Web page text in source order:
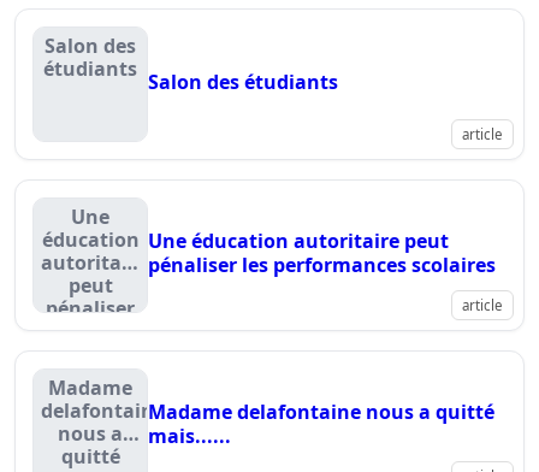
suisse
romande
Salon des
étudiants Salon des étudiants
article
Une
éducation
autoritaire
peut
pénaliser
les
performances
scolaires
Une éducation autoritaire peut
pénaliser les performances scolaires
article
Madame
delafontaine
nous a
quitté
Madame delafontaine nous a quitté
mais......